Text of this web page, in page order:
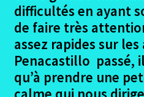
Seville – Santiago en 2018
Eurovelo6
Autres trajets VTT
difficultés en ayant
de faire très
assez rapides sur les
Penacastillo passé,
qu’à prendre une